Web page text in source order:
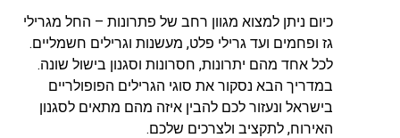
כיום ניתן למצוא מגוון רחב של פתרונות – החל מגרילי
גז ופחמים ועד גרילי פלט, מעשנות וגרילים חשמליים.
לכל אחד מהם יתרונות, חסרונות וסגנון בישול שונה.
במדריך הבא נסקור את סוגי הגרילים הפופולריים
בישראל ונעזור לכם להבין איזה מהם מתאים לסגנון
האירוח, לתקציב ולצרכים שלכם.